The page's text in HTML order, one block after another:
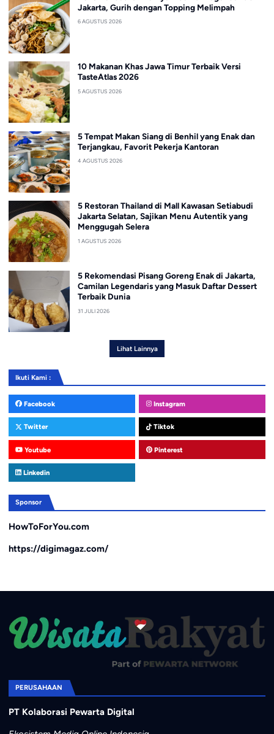
Jakarta, Gurih dengan Topping Melimpah
6 AGUSTUS 2026
10 Makanan Khas Jawa Timur Terbaik Versi
TasteAtlas 2026
5 AGUSTUS 2026
5 Tempat Makan Siang di Benhil yang Enak dan
Terjangkau, Favorit Pekerja Kantoran
4 AGUSTUS 2026
5 Restoran Thailand di Mall Kawasan Setiabudi
Jakarta Selatan, Sajikan Menu Autentik yang
Menggugah Selera
1 AGUSTUS 2026
5 Rekomendasi Pisang Goreng Enak di Jakarta,
Camilan Legendaris yang Masuk Daftar Dessert
Terbaik Dunia
31 JULI 2026
Lihat Lainnya
Ikuti Kami :
Facebook Instagram
Twitter Tiktok
Youtube Pinterest
Linkedin
Sponsor
HowToForYou.com
https://digimagaz.com/
PERUSAHAAN
PT Kolaborasi Pewarta Digital